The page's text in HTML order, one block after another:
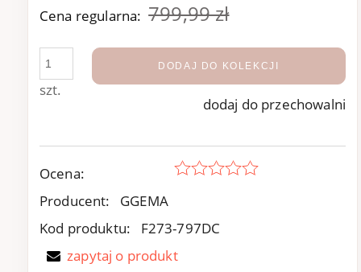
Cena regularna: 799,99 zł
szt.
DODAJ DO KOLEKCJI
dodaj do przechowalni
Ocena:
Producent:
GGEMA
Kod produktu:
F273-797DC
zapytaj o produkt